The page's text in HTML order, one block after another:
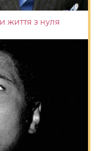
життя з нуля